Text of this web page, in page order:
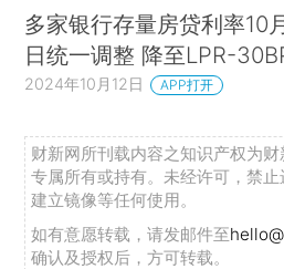
多家银行存量房贷利率10
日统一调整 降至LPR-
2024年10月12日 APP打开
财新网所刊载内容之知识产权为
专属所有或持有。未经许可，禁
建立镜像等任何使用。
如有意愿转载，请发邮件至
确认及授权后，方可转载。